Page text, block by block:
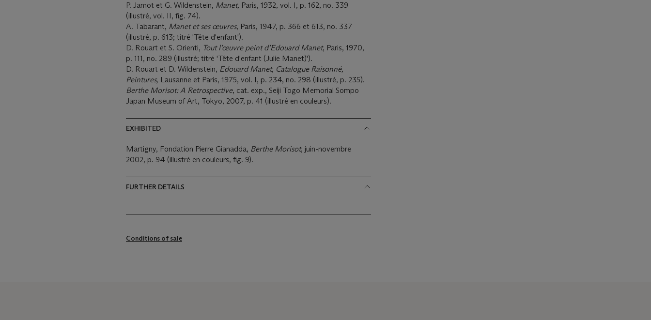
P. Jamot et G. Wildenstein, Manet, Paris, 1932, vol. I, p. 162, no. 339
(illustré, vol. II, fig. 74).
A. Tabarant, Manet et ses œuvres, Paris, 1947, p. 366 et 613, no. 337
(illustré, p. 613; titré 'Tête d'enfant').
D. Rouart et S. Orienti, Tout l’œuvre peint d’Edouard Manet, Paris, 1970,
p. 111, no. 289 (illustré; titré 'Tête d'enfant (Julie Manet)').
D. Rouart et D. Wildenstein, Edouard Manet, Catalogue Raisonné,
Peintures, Lausanne et Paris, 1975, vol. I, p. 234, no. 298 (illustré, p. 235).
Berthe Morisot: A Retrospective, cat. exp., Seiji Togo Memorial Sompo
Japan Museum of Art, Tokyo, 2007, p. 41 (illustré en couleurs).
EXHIBITED
Martigny, Fondation Pierre Gianadda, Berthe Morisot, juin-novembre
2002, p. 94 (illustré en couleurs, fig. 9).
FURTHER DETAILS
Conditions of sale